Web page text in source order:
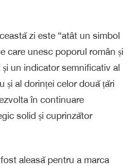
zi este “atât un simbol
care unesc poporul român și
un indicator semnificativ al
și al dorinței celor două țări
în continuare
solid și cuprinzător
aleasă pentru a marca